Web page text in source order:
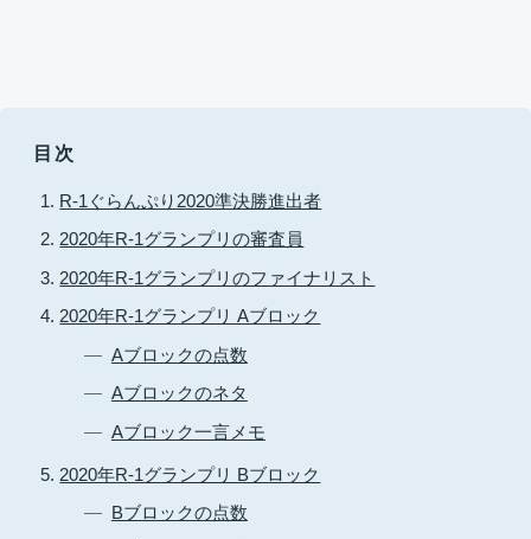
目次
R-1ぐらんぷり2020準決勝進出者
2020年R-1グランプリの審査員
2020年R-1グランプリのファイナリスト
2020年R-1グランプリ Aブロック
Aブロックの点数
Aブロックのネタ
Aブロック一言メモ
2020年R-1グランプリ Bブロック
Bブロックの点数